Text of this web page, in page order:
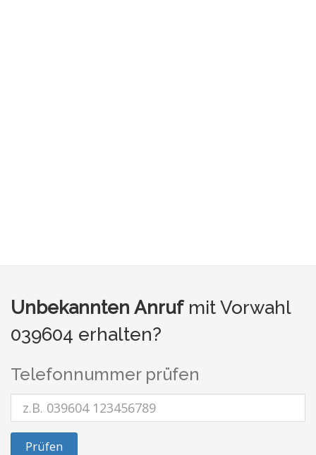
Unbekannten Anrufmit Vorwahl
039604 erhalten?
Telefonnummer prüfen
Prüfen